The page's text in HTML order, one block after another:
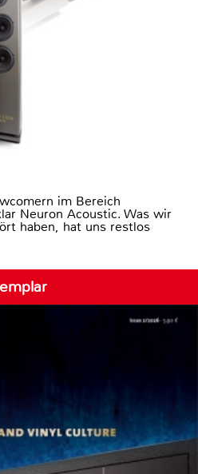
im Bereich
Neuron Acoustic. Was wir
haben, hat uns restlos